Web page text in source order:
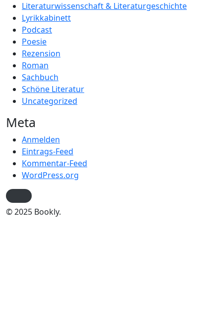
Literaturwissenschaft & Literaturgeschichte
Lyrikkabinett
Podcast
Poesie
Rezension
Roman
Sachbuch
Schöne Literatur
Uncategorized
Meta
Anmelden
Eintrags-Feed
Kommentar-Feed
WordPress.org
© 2025 Bookly.